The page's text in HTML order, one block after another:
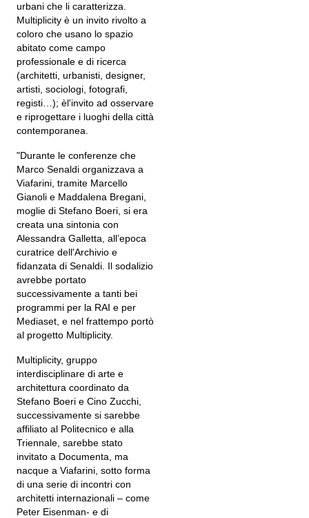
urbani che li caratterizza.
Multiplicity è un invito rivolto a
coloro che usano lo spazio
abitato come campo
professionale e di ricerca
(architetti, urbanisti, designer,
artisti, sociologi, fotografi,
registi…); èl'invito ad osservare
e riprogettare i luoghi della città
contemporanea.
"Durante le conferenze che
Marco Senaldi organizzava a
Viafarini, tramite Marcello
Gianoli e Maddalena Bregani,
moglie di Stefano Boeri, si era
creata una sintonia con
Alessandra Galletta, all’epoca
curatrice dell'Archivio e
fidanzata di Senaldi. Il sodalizio
avrebbe portato
successivamente a tanti bei
programmi per la RAI e per
Mediaset, e nel frattempo portò
al progetto Multiplicity.
Multiplicity, gruppo
interdisciplinare di arte e
architettura coordinato da
Stefano Boeri e Cino Zucchi,
successivamente si sarebbe
affiliato al Politecnico e alla
Triennale, sarebbe stato
invitato a Documenta, ma
nacque a Viafarini, sotto forma
di una serie di incontri con
architetti internazionali – come
Peter Eisenman- e di